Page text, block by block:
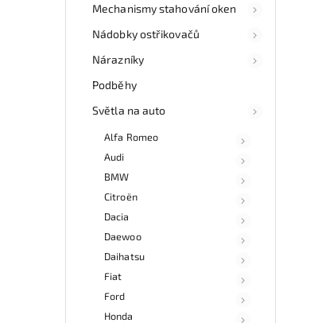
Mechanismy stahování oken
Nádobky ostřikovačů
Nárazníky
Podběhy
Světla na auto
Alfa Romeo
Audi
BMW
Citroën
Dacia
Daewoo
Daihatsu
Fiat
Ford
Honda